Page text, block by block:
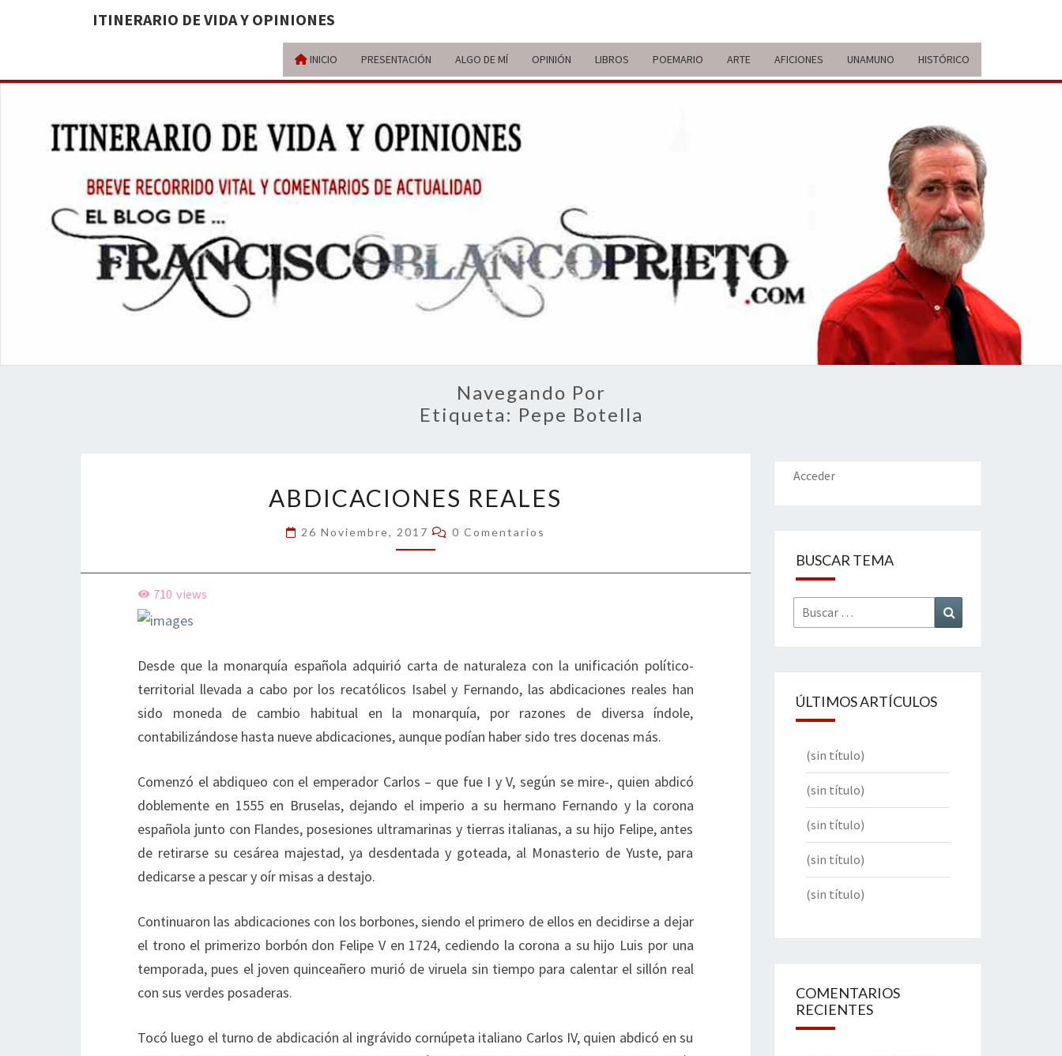
ITINERARIO DE VIDA Y OPINIONES
INICIO PRESENTACIÓN ALGO DE MÍ OPINIÓN LIBROS POEMARIO ARTE AFICIONES UNAMUNO HISTÓRICO
ITINERARIO
DE VIDA Y
OPINIONES
BREVE
RECORRIDO
VITAL Y
COMENTARIOS
ACTUALIDAD
Navegando Por
Etiqueta: Pepe Botella
REALES
ABDICACIONES REALES
26 Noviembre, 2017 Comentarios
0 Comentarios
710 views
Desde que la monarquía española adquirió carta de naturaleza con la unificación político-
territorial llevada a cabo por los recatólicos Isabel y Fernando, las abdicaciones reales han
sido moneda de cambio habitual en la monarquía, por razones de diversa índole,
contabilizándose hasta nueve abdicaciones, aunque podían haber sido tres docenas más.
Comenzó el abdiqueo con el emperador Carlos – que fue I y V, según se mire-, quien abdicó
doblemente en 1555 en Bruselas, dejando el imperio a su hermano Fernando y la corona
española junto con Flandes, posesiones ultramarinas y tierras italianas, a su hijo Felipe, antes
de retirarse su cesárea majestad, ya desdentada y goteada, al Monasterio de Yuste, para
dedicarse a pescar y oír misas a destajo.
Continuaron las abdicaciones con los borbones, siendo el primero de ellos en decidirse a dejar
el trono el primerizo borbón don Felipe V en 1724, cediendo la corona a su hijo Luis por una
temporada, pues el joven quinceañero murió de viruela sin tiempo para calentar el sillón real
con sus verdes posaderas.
Tocó luego el turno de abdicación al ingrávido cornúpeta italiano Carlos IV, quien abdicó en su
Acceder
BUSCAR TEMA
Buscar
por:
ÚLTIMOS ARTÍCULOS
(sin título)
(sin título)
(sin título)
(sin título)
(sin título)
COMENTARIOS
RECIENTES